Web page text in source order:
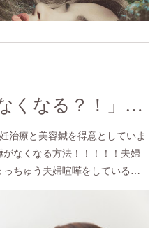
「夫婦喧嘩をしなくなる？！」不妊鍼灸と妊活鍼灸が得意のmeilong
治療と美容鍼を得意としていま
なくなる方法！！！！！夫婦
っちゅう夫婦喧嘩をしている…